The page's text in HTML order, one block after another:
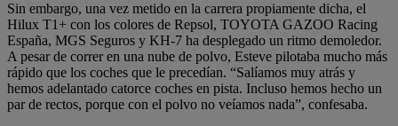
Sin embargo, una vez metido en la carrera propiamente dicha, el
Hilux T1+ con los colores de Repsol, TOYOTA GAZOO Racing
España, MGS Seguros y KH-7 ha desplegado un ritmo demoledor.
A pesar de correr en una nube de polvo, Esteve pilotaba mucho más
rápido que los coches que le precedían. “Salíamos muy atrás y
hemos adelantado catorce coches en pista. Incluso hemos hecho un
par de rectos, porque con el polvo no veíamos nada”, confesaba.